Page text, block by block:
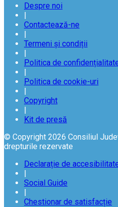
Despre noi
|
Contactează-ne
|
Termeni și condiții
|
Politica de
|
Politica de cookie-uri
|
Copyright
|
Kit de presă
© Copyright 2026 Consiliul
drepturile rezervate
Declarație de
|
Social Guide
|
Chestionar de satisfacție